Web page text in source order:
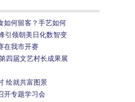
如何留客？手艺如何
引领朝美日化数智变
在我市开赛
四届文艺村长成果展
绘就共富图景
开专题学习会